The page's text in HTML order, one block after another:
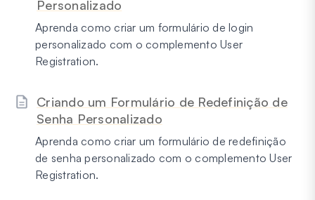
Personalizado
Aprenda como criar um formulário de login
personalizado com o complemento User
Registration.
Criando um Formulário de Redefinição de
Senha Personalizado
Aprenda como criar um formulário de redefinição
de senha personalizado com o complemento User
Registration.